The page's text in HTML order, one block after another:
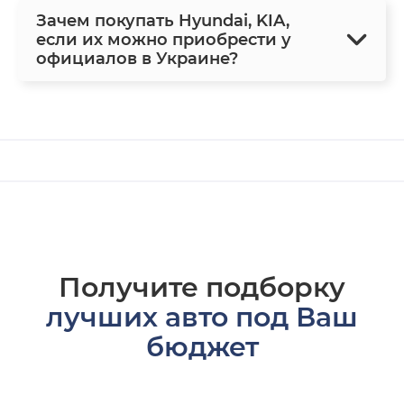
Зачем покупать Hyundai, KIA,
если их можно приобрести у
официалов в Украине?
Получите подборку
лучших авто под Ваш
бюджет